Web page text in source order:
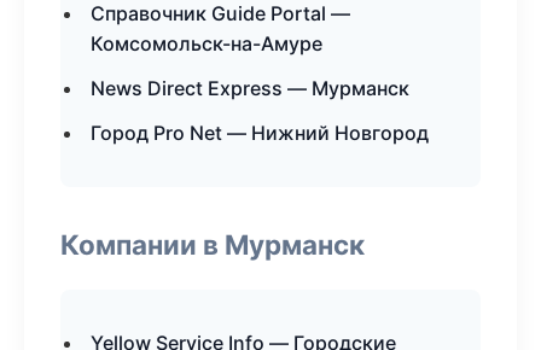
Справочник Guide Portal —
Комсомольск-на-Амуре
News Direct Express — Мурманск
Город Pro Net — Нижний Новгород
Компании в Мурманск
Yellow Service Info — Городские